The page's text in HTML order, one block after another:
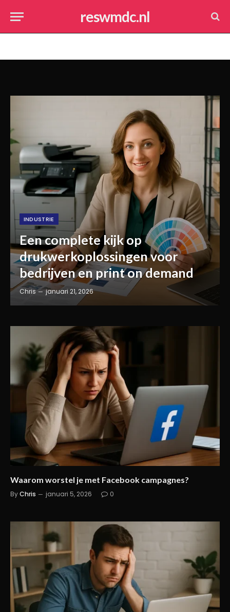
reswmdc.nl
INDUSTRIE
Een complete kijk op
drukwerkoplossingen voor
bedrijven en print on demand
Chris januari 21, 2026
Waarom worstel je met Facebook campagnes?
ByChris januari 5, 2026 0